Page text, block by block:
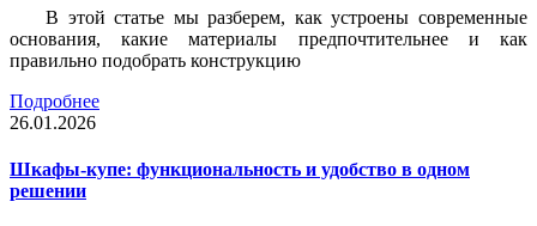
В этой статье мы разберем, как устроены современные
основания, какие материалы предпочтительнее и как
правильно подобрать конструкцию
Подробнее
26.01.2026
Шкафы-купе: функциональность и удобство в одном
решении